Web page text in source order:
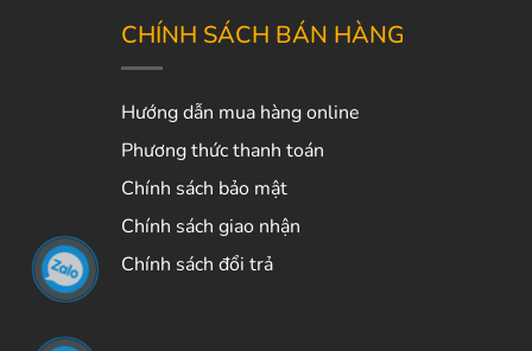
CHÍNH SÁCH BÁN HÀNG
Hướng dẫn mua hàng online
Phương thức thanh toán
Chính sách bảo mật
Chính sách giao nhận
Chính sách đổi trả